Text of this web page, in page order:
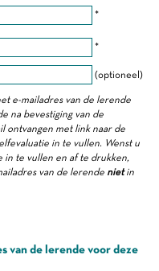
*
*
(optioneel)
e-mailadres van de lerende
na bevestiging van de
ontvangen met link naar de
in te vullen. Wenst u
in te vullen en af te drukken,
van de lerende nietin
van de lerende voor deze